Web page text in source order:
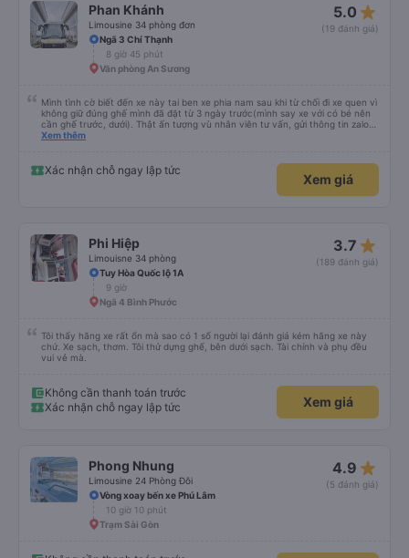
Phan Khánh
Limousine 34 phòng đơn
5.0 star_rate
(19 đánh giá)
Ngã 3 Chí Thạnh
8 giờ 45 phút
Văn phòng An Sương
Mình tình cờ biết đến xe này tai ben xe phia nam sau khi từ chối đi xe quen vì
không giữ đúng ghế mình đã đặt từ 3 ngày trước(mình say xe với có bé nên
cần ghế trước, dưới). Thật ấn tượng vù nhân viên tư vấn, gửi thông tin zalo
rõ ràng, chuyên nghiệp. Đi đúng giờ, xe mới toanh, sạch sẽ thơm tho, buồng
các anh tài và lơ cũng cực dễ thương, tâm lý. 10 điểm không nhưng. Mình sẽ
lưu lại để giới thiệu người nhà, bạn bè đi xe này. ưng hết sức. Giờ thấy may
Xem thêm
Xác nhận chỗ ngay lập tức
Xem giá
Phi Hiệp
Limouisne 34 phòng
3.7 star_rate
(189 đánh giá)
Tuy Hòa Quốc lộ 1A
9 giờ
Ngã 4 Bình Phước
Tôi thấy hãng xe rất ổn mà sao có 1 số người lại đánh giá kém hãng xe này
chứ. Xe sạch, thơm. Tôi thử dựng ghế, bên dưới sạch. Tài chính và phụ đều
vui vẻ mà.
Không cần thanh toán trước
Xác nhận chỗ ngay lập tức
Xem giá
Phong Nhung
Limousine 24 Phòng Đôi
4.9 star_rate
(5 đánh giá)
Vòng xoay bến xe Phú Lâm
10 giờ 10 phút
Trạm Sài Gòn